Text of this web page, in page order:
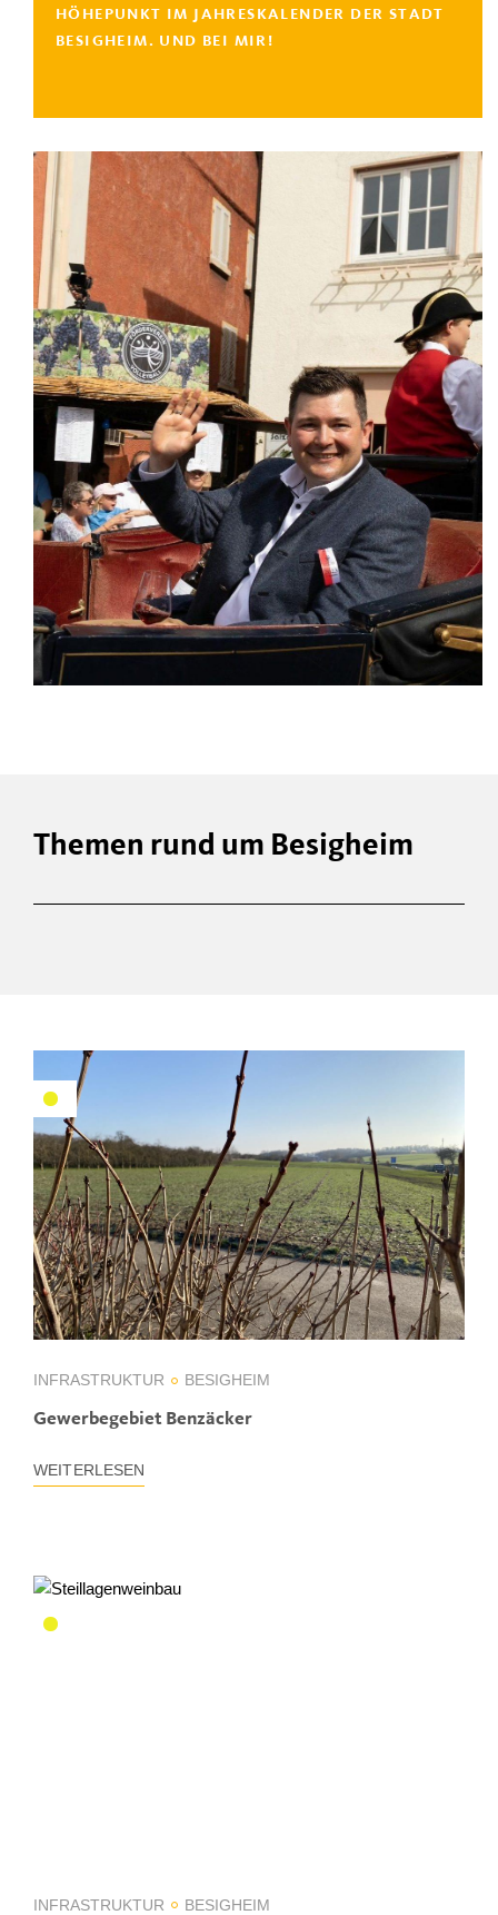
HÖHEPUNKT IM JAHRESKALENDER DER STADT
BESIGHEIM. UND BEI MIR!
Themen rund um Besigheim
INFRASTRUKTUR BESIGHEIM
Gewerbegebiet Benzäcker
WEITERLESEN
INFRASTRUKTUR BESIGHEIM